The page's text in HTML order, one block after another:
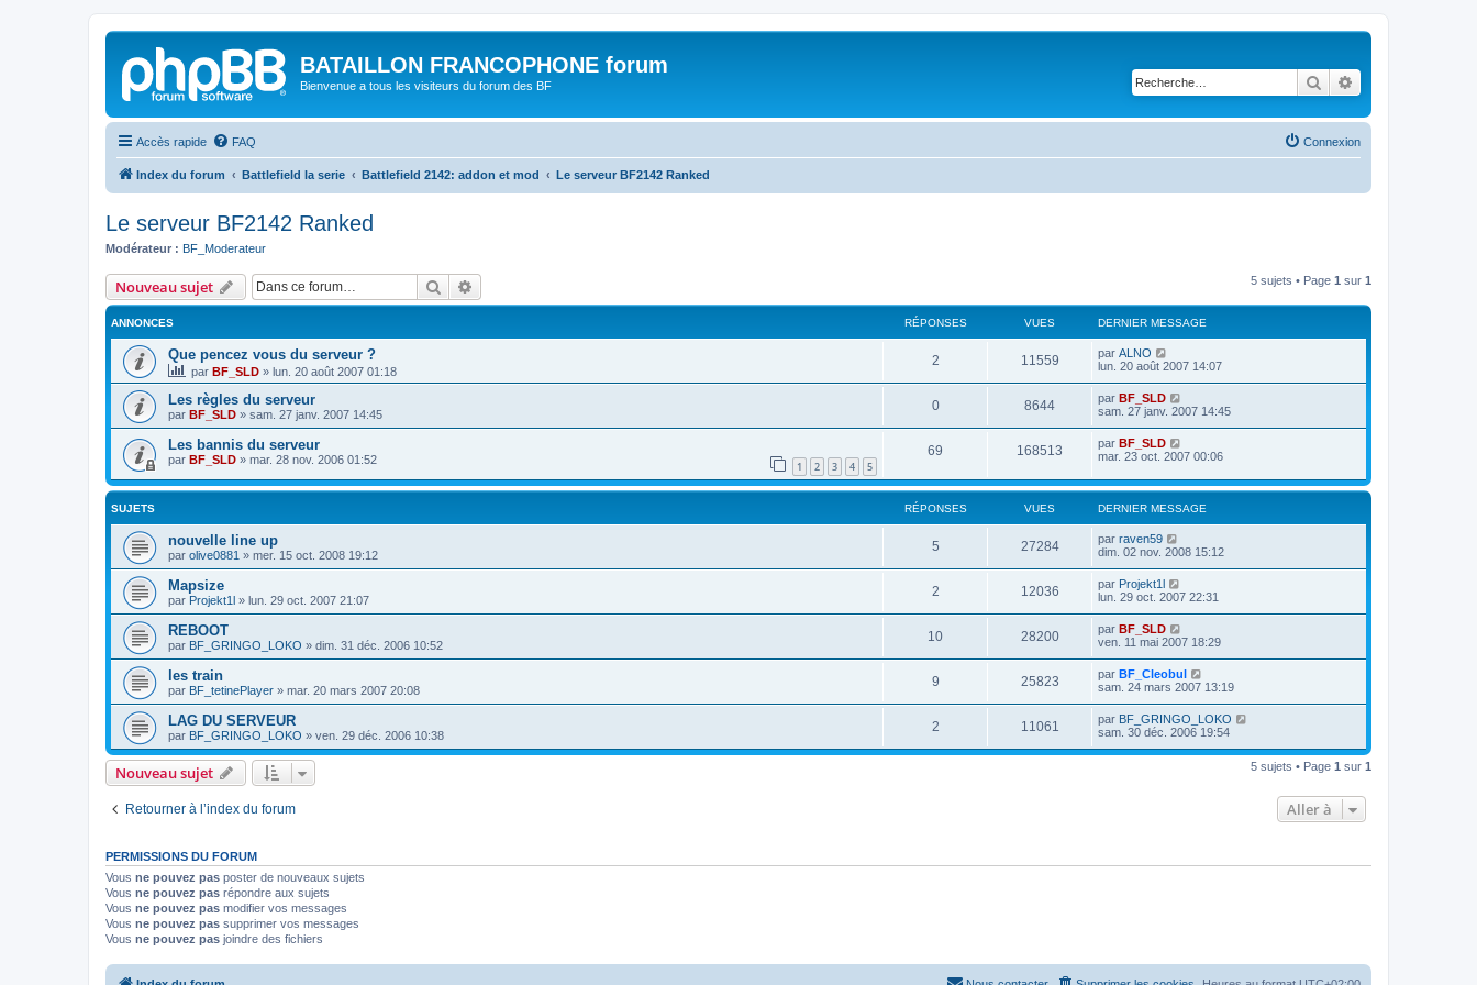
BATAILLON FRANCOPHONE forum
Bienvenue a tous les visiteurs du forum des BF Rechercher
Accès rapide FAQ Connexion
Index du forum Battlefield la serie Battlefield 2142: addon et mod Le serveur BF2142 Ranked
Le serveur BF2142 Ranked
Modérateur : BF_Moderateur
Nouveau sujet Rechercher 5 sujets • Page 1 sur 1
ANNONCES RÉPONSES VUES DERNIER MESSAGE
Que pencez vous du serveur ?
par BF_SLD » lun. 20 août 2007 01:18
2 11559 par ALNO
lun. 20 août 2007 14:07
Les règles du serveur
par BF_SLD » sam. 27 janv. 2007 14:45
0 8644 par BF_SLD
sam. 27 janv. 2007 14:45
Les bannis du serveur
par BF_SLD » mar. 28 nov. 2006 01:52 1 2 3 4 5
69 168513 par BF_SLD
mar. 23 oct. 2007 00:06
SUJETS RÉPONSES VUES DERNIER MESSAGE
nouvelle line up
par olive0881 » mer. 15 oct. 2008 19:12
5 27284 par raven59
dim. 02 nov. 2008 15:12
Mapsize
par Projekt1l » lun. 29 oct. 2007 21:07
2 12036 par Projekt1l
lun. 29 oct. 2007 22:31
REBOOT
par BF_GRINGO_LOKO » dim. 31 déc. 2006 10:52
10 28200 par BF_SLD
ven. 11 mai 2007 18:29
les train
par BF_tetinePlayer » mar. 20 mars 2007 20:08
9 25823 par BF_Cleobul
sam. 24 mars 2007 13:19
LAG DU SERVEUR
par BF_GRINGO_LOKO » ven. 29 déc. 2006 10:38
2 11061 par BF_GRINGO_LOKO
sam. 30 déc. 2006 19:54
Nouveau sujet 5 sujets • Page 1 sur 1
Retourner à l’index du forum Aller à
PERMISSIONS DU FORUM
Vous ne pouvez pas poster de nouveaux sujets
Vous ne pouvez pas répondre aux sujets
Vous ne pouvez pas modifier vos messages
Vous ne pouvez pas supprimer vos messages
Vous ne pouvez pas joindre des fichiers